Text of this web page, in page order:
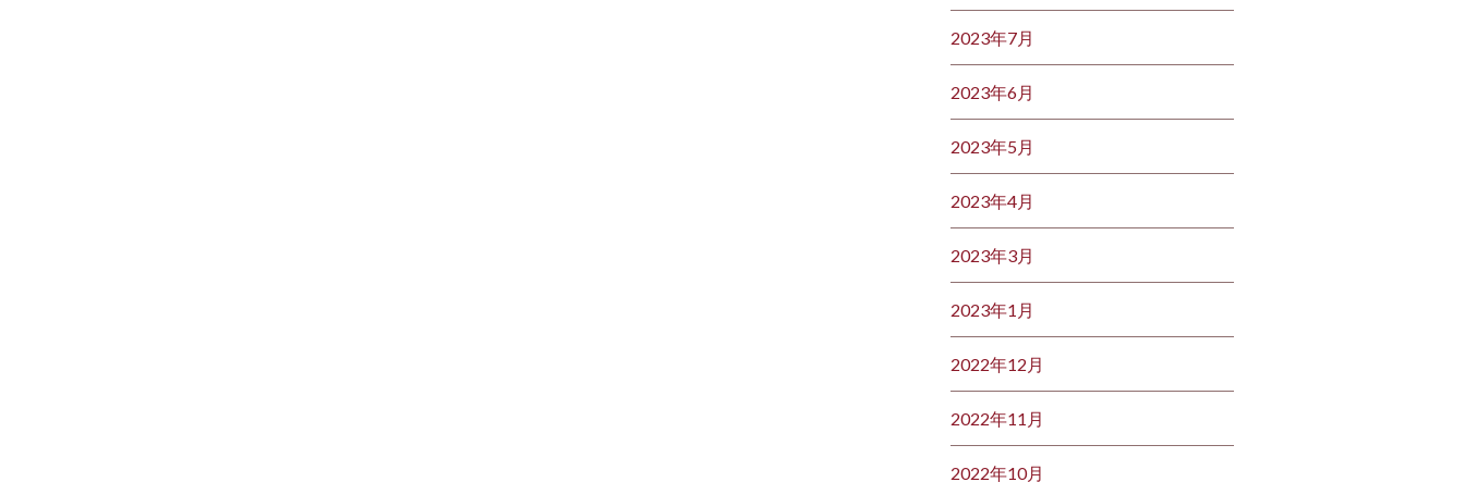
2023年7月
2023年6月
2023年5月
2023年4月
2023年3月
2023年1月
2022年12月
2022年11月
2022年10月